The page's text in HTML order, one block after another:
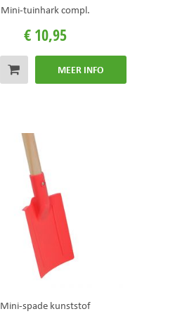
Mini-tuinhark compl.
€ 10,95
MEER INFO
Mini-spade kunststof